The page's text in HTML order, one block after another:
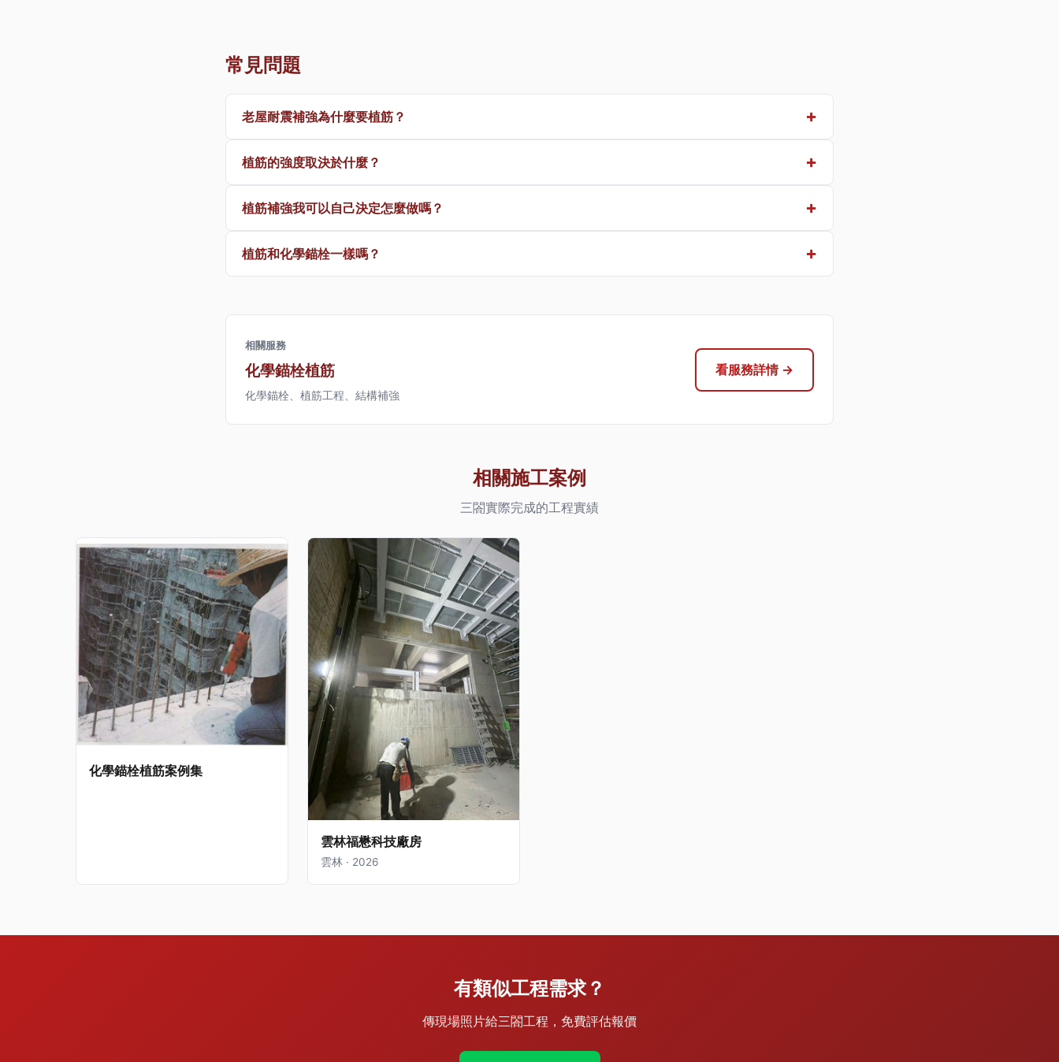
常見問題
老屋耐震補強為什麼要植筋？ +
植筋的強度取決於什麼？ +
植筋補強我可以自己決定怎麼做嗎？ +
植筋和化學錨栓一樣嗎？ +
相關服務
化學錨栓植筋
化學錨栓、植筋工程、結構補強
看服務詳情 →
相關施工案例
三閤實際完成的工程實績
化學錨栓植筋案例集
雲林福懋科技廠房
雲林 · 2026
有類似工程需求？
傳現場照片給三閤工程，免費評估報價